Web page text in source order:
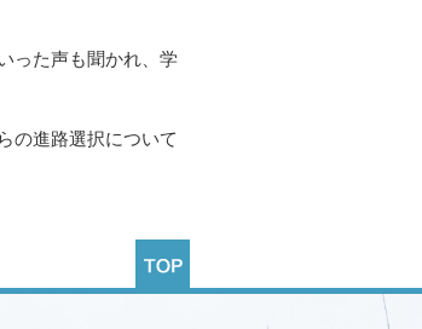
った声も聞かれ、学
の進路選択について